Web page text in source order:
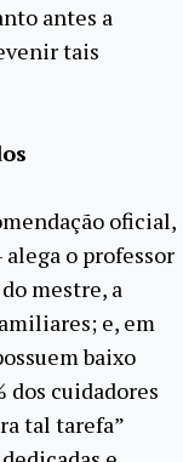
antes a
tais
oficial,
o professor
mestre, a
e, em
baixo
dos cuidadores
tal tarefa”